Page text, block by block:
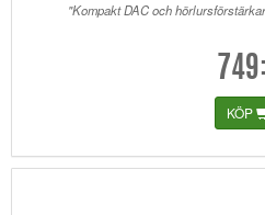
"Kompakt DAC och
KÖP